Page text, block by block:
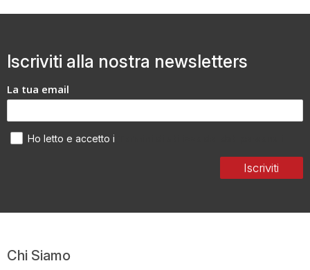
Iscriviti alla nostra newsletters
La tua email
Iscriviti
Ho letto e accetto i
Chi Siamo